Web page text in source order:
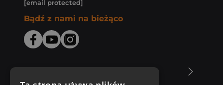
[email protected]
Bądź z nami na bieżąco